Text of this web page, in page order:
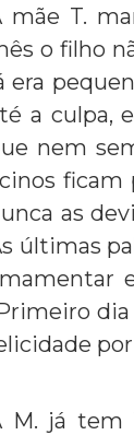
mãe T.
o filho
era
a culpa,
nem
ficam
as
últimas
M. já tem